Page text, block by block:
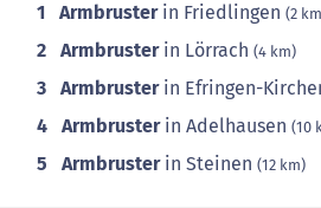
1 Armbrusterin Friedlingen (2
2 Armbrusterin Lörrach (4 km)
3 Armbrusterin Efringen-
4 Armbrusterin Adelhausen (10
5 Armbrusterin Steinen (12 km)